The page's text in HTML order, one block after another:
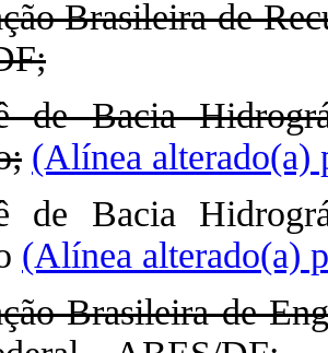
Brasileira de
de Bacia
(Alínea alterado(a)
de Bacia
(Alínea alterado(a)
Brasileira de